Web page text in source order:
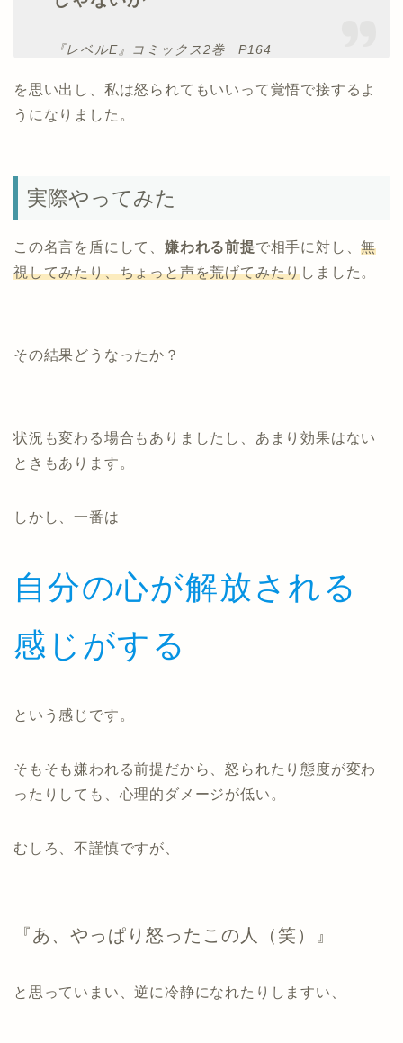
『レベルE』コミックス2巻 P164
を思い出し、私は怒られてもいいって覚悟で接するよ
うになりました。
実際やってみた
この名言を盾にして、 嫌われる前提で相手に対し、無
視してみたり、ちょっと声を荒げてみたりしました。
その結果どうなったか？
状況も変わる場合もありましたし、あまり効果はない
ときもあります。
しかし、一番は
自分の心が解放される
感じがする
という感じです。
そもそも嫌われる前提だから、怒られたり態度が変わ
ったりしても、心理的ダメージが低い。
むしろ、不謹慎ですが、
『あ、やっぱり怒ったこの人（笑）』
と思っていまい、逆に冷静になれたりしますい、